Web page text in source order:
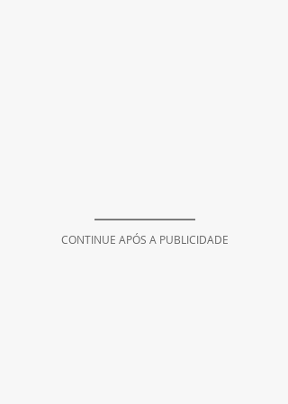
CONTINUE APÓS A PUBLICIDADE